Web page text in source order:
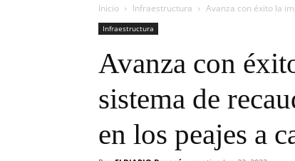
Inicio Infraestructura Avanza con éxito la
Infraestructura
Avanza con
sistema de
en los peajes a